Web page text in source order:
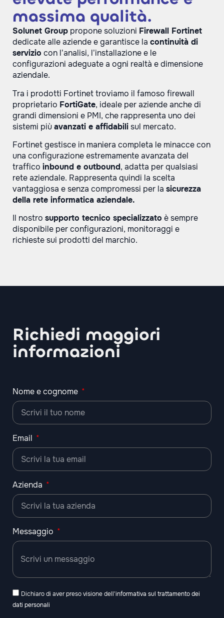
massima qualità.
Solunet Group propone soluzioni Firewall Fortinet
dedicate alle aziende e garantisce la continuità di
servizio con l’analisi, l’installazione e le
configurazioni adeguate a ogni realtà e dimensione
aziendale.
Tra i prodotti Fortinet troviamo il famoso firewall
proprietario FortiGate, ideale per aziende anche di
grandi dimensioni e PMI, che rappresenta uno dei
sistemi piùavanzati e affidabilisul mercato.
Fortinet gestisce in maniera completa le minacce con
una configurazione estremamente avanzata del
traffico inbound e outbound, adatta per qualsiasi
rete aziendale. Rappresenta quindi la scelta
vantaggiosa e senza compromessi per la sicurezza
della rete informatica aziendale.
Il nostro supporto tecnico specializzato è sempre
disponibile per configurazioni, monitoraggi e
richieste sui prodotti del marchio.
Richiedi maggiori
informazioni
Nome e cognome
Email
Azienda
Messaggio
Dichiaro di aver preso visione dell'informativa sul trattamento dei
dati personali